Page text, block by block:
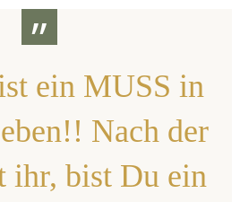
”
ein MUSS in
Nach der
ihr, bist Du ein